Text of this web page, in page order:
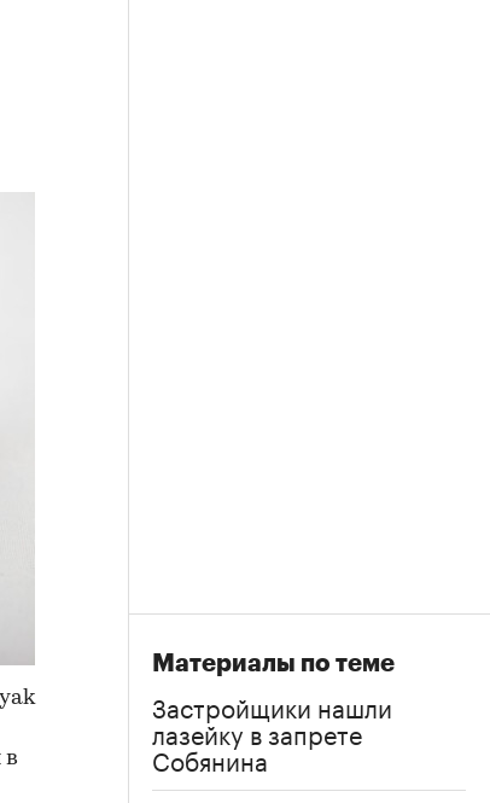
в
Материалы по теме
Застройщики нашли
лазейку в запрете
Собянина